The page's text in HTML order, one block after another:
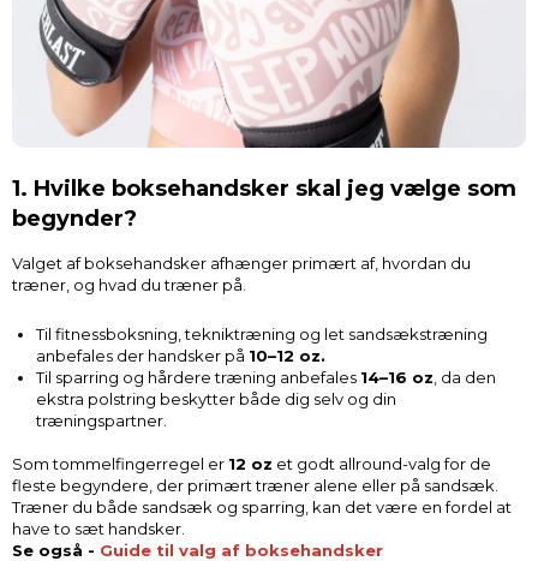
1. Hvilke boksehandsker skal jeg vælge som
begynder?
Valget af boksehandsker afhænger primært af, hvordan du
træner, og hvad du træner på.
Til fitnessboksning, tekniktræning og let sandsækstræning
anbefales der handsker på 10–12 oz.
Til sparring og hårdere træning anbefales 14–16 oz , da den
ekstra polstring beskytter både dig selv og din
træningspartner.
Som tommelfingerregel er 12 oz et godt allround-valg for de
fleste begyndere, der primært træner alene eller på sandsæk.
Træner du både sandsæk og sparring, kan det være en fordel at
have to sæt handsker.
Se også - Guide til valg af boksehandsker